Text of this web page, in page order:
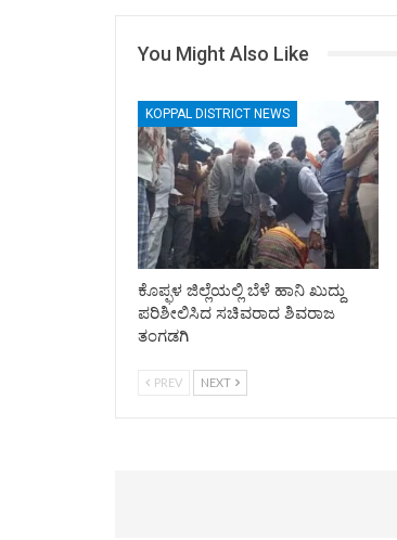
You Might Also Like
KOPPAL DISTRICT NEWS
ಕೊಪ್ಫಳ ಜಿಲ್ಲೆಯಲ್ಲಿ ಬೆಳೆ ಹಾನಿ ಖುದ್ದು
ಪರಿಶೀಲಿಸಿದ ಸಚಿವರಾದ ಶಿವರಾಜ
ತಂಗಡಗಿ
PREV NEXT